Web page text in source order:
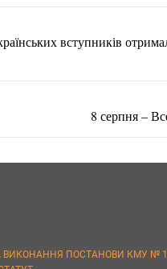
вступників
8 серпня –
ВИКОНАННЯ ПОСТАНОВИ КМУ №